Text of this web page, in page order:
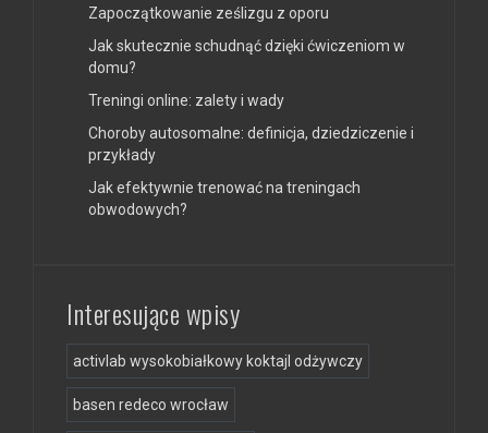
Zapoczątkowanie ześlizgu z oporu
Jak skutecznie schudnąć dzięki ćwiczeniom w
domu?
Treningi online: zalety i wady
Choroby autosomalne: definicja, dziedziczenie i
przykłady
Jak efektywnie trenować na treningach
obwodowych?
Interesujące wpisy
activlab wysokobiałkowy koktajl odżywczy
basen redeco wrocław